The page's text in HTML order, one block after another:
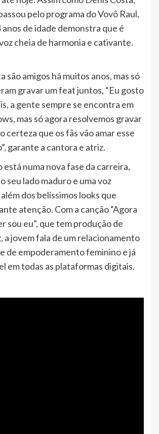
pelo programa do Vovô Raul,
anos de idade demonstra que é
cheia de harmonia e cativante.
são amigos há muitos anos, mas só
gravar um feat juntos, “Eu gosto
a gente sempre se encontra em
mas só agora resolvemos gravar
certeza que os fãs vão amar esse
garante a cantora e atriz.
está numa nova fase da carreira,
seu lado maduro e uma voz
dos belíssimos looks que
atenção. Com a canção “Agora
sou eu”, que tem produção de
a jovem fala de um relacionamento
de empoderamento feminino e já
em todas as plataformas digitais.